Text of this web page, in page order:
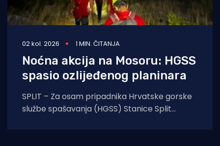
02 kol. 2026 1 MIN. ČITANJA
Noćna akcija na Mosoru: HGSS
spasio ozlijeđenog planinara
SPLIT – Za osam pripadnika Hrvatske gorske
službe spašavanja (HGSS) Stanice Split